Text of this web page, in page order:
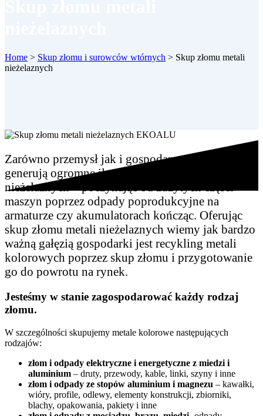
Home > Skup złomu i surowców wtórnych > Skup złomu metali
nieżelaznych
Zarówno przemysł jak i gospodarstwa domowe
generują ogromne ilości odpadów z metali
nieżelaznych – poczynając od zużytych części
maszyn poprzez odpady poprodukcyjne na
armaturze czy akumulatorach kończąc. Oferując
skup złomu metali nieżelaznych wiemy jak bardzo
ważną gałęzią gospodarki jest recykling metali
kolorowych poprzez skup złomu i przygotowanie
go do powrotu na rynek.
Jesteśmy w stanie zagospodarować każdy rodzaj
złomu.
W szczególności skupujemy metale kolorowe następujących
rodzajów:
złom i odpady elektryczne i energetyczne z miedzi i
aluminium – druty, przewody, kable, linki, szyny i inne
złom i odpady ze stopów aluminium i magnezu – kawałki,
wióry, profile, odlewy, elementy konstrukcji, zbiorniki,
blachy, opakowania, pakiety i inne